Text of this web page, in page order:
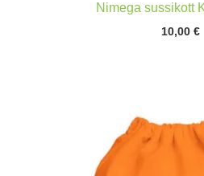
Nimega sussikott
10,00 €